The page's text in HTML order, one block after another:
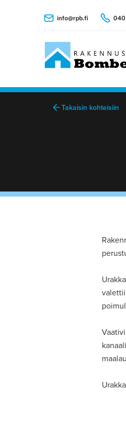
info@rpb.fi
Takaisin kohteisiin